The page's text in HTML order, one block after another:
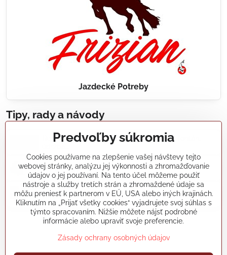
Jazdecké Potreby
Tipy, rady a návody
Realizácie záhradných jazierok, bazénov, fontán,
Články a blogy
Rady a návody
koikapre/?ref=hl
Predvoľby súkromia
Cookies používame na zlepšenie vašej návštevy tejto
webovej stránky, analýzu jej výkonnosti a zhromažďovanie
údajov o jej používaní. Na tento účel môžeme použiť
nástroje a služby tretích strán a zhromaždené údaje sa
môžu preniesť k partnerom v EÚ, USA alebo iných krajinách.
Kliknutím na „Prijať všetky cookies“ vyjadrujete svoj súhlas s
týmto spracovaním. Nižšie môžete nájsť podrobné
informácie alebo upraviť svoje preferencie.
Zásady ochrany osobných údajov